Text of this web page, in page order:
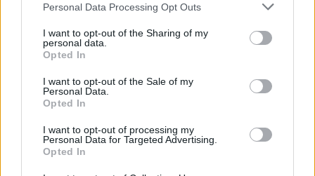
Personal Data Processing Opt Outs
I want to opt-out of the Sharing of my
personal data.
Opted In
I want to opt-out of the Sale of my
Personal Data.
Opted In
I want to opt-out of processing my
Personal Data for Targeted Advertising.
Opted In
vaiko gyvybių išgelbėti nepavyko
Žinios | Lietuvos diena
00:00:57
Savaitės vidurys nusimato karštas: temperatūra kils iki
32 laipsnių šilumos
Žinios | Orai